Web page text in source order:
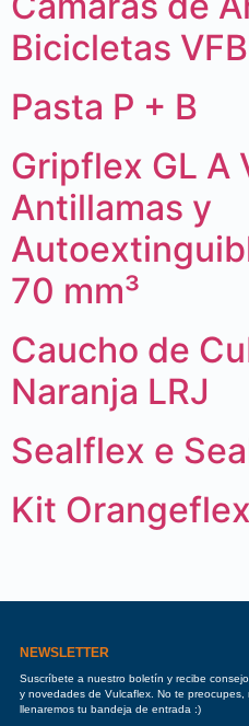
Bicicletas
Pasta P + B
Gripflex GL A
Antillamas y
70 mm³
Caucho de
Naranja LRJ
Sealflex e
Kit
NEWSLETTER
Suscríbete a nuestro boletín y recibe
y novedades de Vulcaflex. No te preocupes,
llenaremos tu bandeja de entrada :)